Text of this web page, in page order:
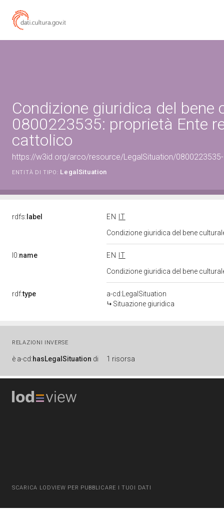
Condizione giuridica del bene
0800223535: proprietà Ente
cattolico
https://w3id.org/arco/resource/LegalSituation/
ENTITÀ DI TIPO: LegalSituation
rdfs: label EN
IT
Condizione giuridica del bene
l0:name EN
IT
Condizione giuridica del bene
rdf:type
a-cd:LegalSituation
Situazione giuridica
RELAZIONI INVERSE
è a-cd:hasLegalSituation di 1 risorsa
SCARICA LODVIEW PER PUBBLICARE I TUOI DATI